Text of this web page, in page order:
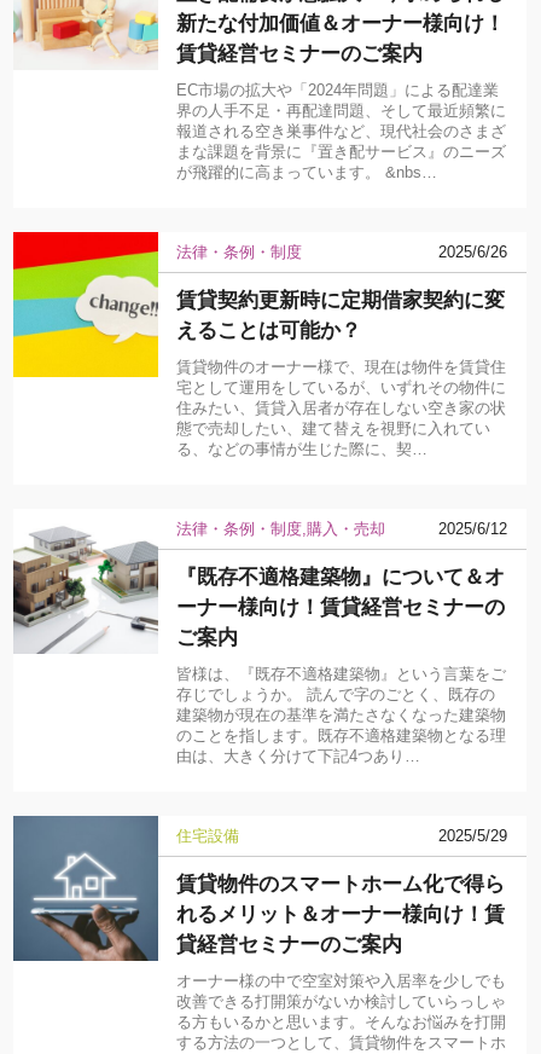
新たな付加価値＆オーナー様向け！
賃貸経営セミナーのご案内
EC市場の拡大や「2024年問題」による配達業
界の人手不足・再配達問題、そして最近頻繁に
報道される空き巣事件など、現代社会のさまざ
まな課題を背景に『置き配サービス』のニーズ
が飛躍的に高まっています。 &nbs…
法律・条例・制度 2025/6/26
賃貸契約更新時に定期借家契約に変
えることは可能か？
賃貸物件のオーナー様で、現在は物件を賃貸住
宅として運用をしているが、いずれその物件に
住みたい、賃貸入居者が存在しない空き家の状
態で売却したい、建て替えを視野に入れてい
る、などの事情が生じた際に、契…
法律・条例・制度 購入・売却 2025/6/12
『既存不適格建築物』について＆オ
ーナー様向け！賃貸経営セミナーの
ご案内
皆様は、『既存不適格建築物』という言葉をご
存じでしょうか。 読んで字のごとく、既存の
建築物が現在の基準を満たさなくなった建築物
のことを指します。既存不適格建築物となる理
由は、大きく分けて下記4つあり…
住宅設備 2025/5/29
賃貸物件のスマートホーム化で得ら
れるメリット＆オーナー様向け！賃
貸経営セミナーのご案内
オーナー様の中で空室対策や入居率を少しでも
改善できる打開策がないか検討していらっしゃ
る方もいるかと思います。そんなお悩みを打開
する方法の一つとして、賃貸物件をスマートホ